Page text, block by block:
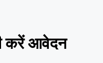
करें आवेदन